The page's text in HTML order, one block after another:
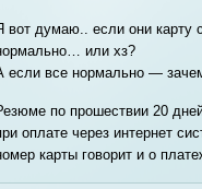
вот думаю.. если они карту
или хз?
если все нормально —
по прошествии 20
оплате через интернет
карты говорит и о